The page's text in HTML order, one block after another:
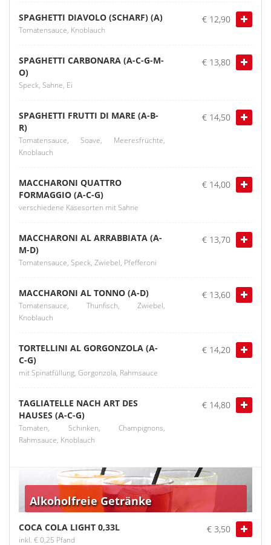
SPAGHETTI DIAVOLO (SCHARF) (A)
Tomatensauce, Knoblauch
€ 12,90
SPAGHETTI CARBONARA (A-C-G-M-
O)
Speck, Sahne, Ei
€ 13,80
SPAGHETTI FRUTTI DI MARE (A-B-
R)
Tomatensauce, Soave, Meeresfrüchte,
Knoblauch
€ 14,50
MACCHARONI QUATTRO
FORMAGGIO (A-C-G)
verschiedene Käsesorten mit Sahne
€ 14,00
MACCHARONI AL ARRABBIATA (A-
M-D)
Tomatensauce, Speck, Zwiebel, Pfefferoni
€ 13,70
MACCHARONI AL TONNO (A-D)
Tomatensauce, Thunfisch, Zwiebel,
Knoblauch
€ 13,60
TORTELLINI AL GORGONZOLA (A-
C-G)
mit Spinatfüllung, Gorgonzola, Rahmsauce
€ 14,20
TAGLIATELLE NACH ART DES
HAUSES (A-C-G)
Tomaten, Schinken, Champignons,
Rahmsauce, Knoblauch
€ 14,80
Alkoholfreie Getränke
COCA COLA LIGHT 0,33L
inkl. € 0,25 Pfand
€ 3,50